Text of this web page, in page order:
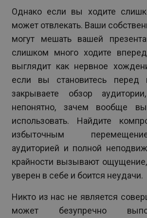
Однако если вы ходите
может отвлекать. Ваши
могут мешать вашей
слишком много ходите
выглядит как нервное
если вы становитесь перед
закрываете обзор
непонятно, зачем вообще
использовать. Найдите
избыточным
аудиторией и полной
крайности вызывают ощущение,
уверен в себе и боится неудачи.
Никто из нас не является
может безупречно